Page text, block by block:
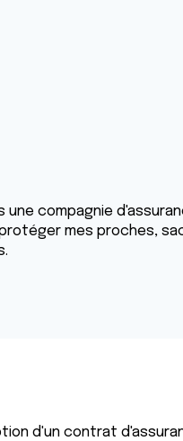
une compagnie
mes proches,
d'un contrat